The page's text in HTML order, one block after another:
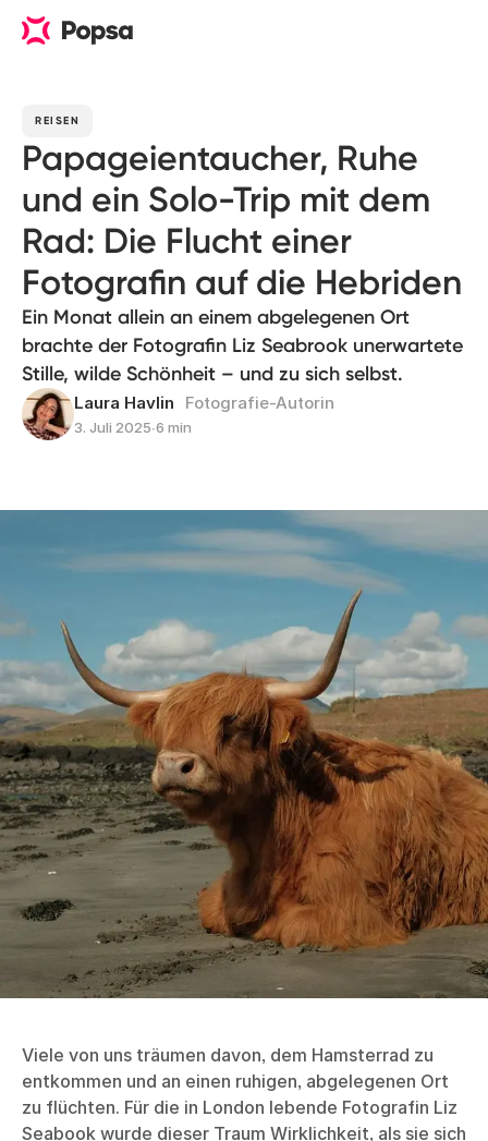
REISEN
Papageientaucher, Ruhe
und ein Solo-Trip mit dem
Rad: Die Flucht einer
Fotografin auf die Hebriden
Ein Monat allein an einem abgelegenen Ort
brachte der Fotografin Liz Seabrook unerwartete
Stille, wilde Schönheit – und zu sich selbst.
Laura Havlin Fotografie-Autorin
3. Juli 2025∙6 min
Viele von uns träumen davon, dem Hamsterrad zu
entkommen und an einen ruhigen, abgelegenen Ort
zu flüchten. Für die in London lebende Fotografin Liz
Seabook wurde dieser Traum Wirklichkeit, als sie sich